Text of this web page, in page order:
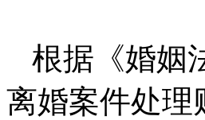
根据《婚姻
离婚案件处理